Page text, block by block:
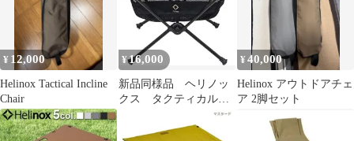
¥ 12,000
Helinox Tactical Incline
Chair
¥16,000
新品同様品 ヘリノッ
クス タクティカルテ
ーブル Sサイズ 黒
¥40,000
Helinox アウトドアチェ
ア 2脚セット